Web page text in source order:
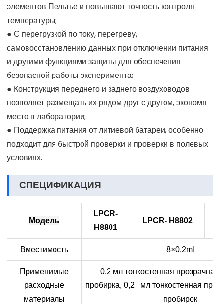
элементов Пельтье и повышают точность контроля
температуры;
● С перегрузкой по току, перегреву,
самовосстановлению данных при отключении питания
и другими функциями защиты для обеспечения
безопасной работы эксперимента;
● Конструкция переднего и заднего воздуховодов
позволяет размещать их рядом друг с другом, экономя
место в лаборатории;
● Поддержка питания от литиевой батареи, особенно
подходит для быстрой проверки и проверки в полевых
условиях.
СПЕЦИФИКАЦИЯ
Модель
LPCR-
H8801
LPCR- H8802
Вместимость 8×0.2ml
Применимые
расходные
материалы
0,2 мл тонкостенная
пробирка, 0,2 мл тонкостенная
пробирок